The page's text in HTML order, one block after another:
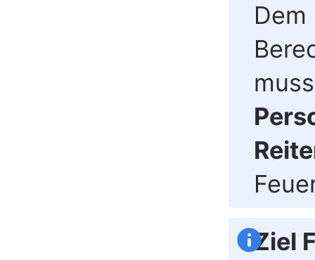
Ziel